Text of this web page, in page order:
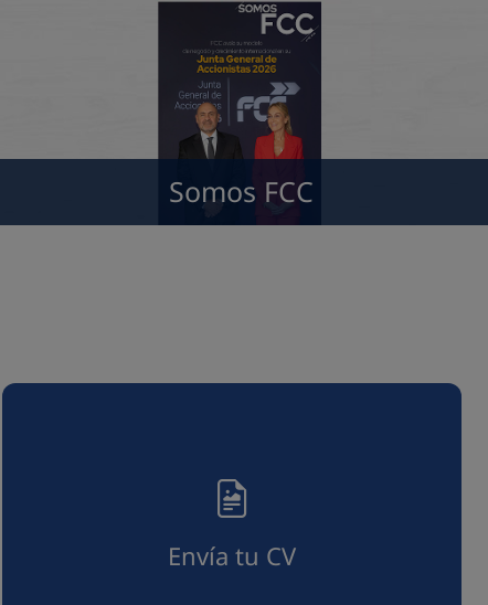
Somos FCC
Envía tu CV